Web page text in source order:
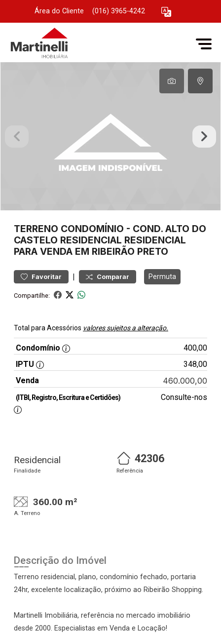
Área do Cliente (016) 3965-4242
TERRENO CONDOMÍNIO - COND. ALTO DO
CASTELO RESIDENCIAL RESIDENCIAL
PARA VENDA EM RIBEIRÃO PRETO
Favoritar | Comparar Permuta
Compartilhe:
Total para Acessórios valores sujeitos a alteração.
Condomínio
400,00
IPTU
348,00
Venda
460.000,00
(ITBI, Registro, Escritura e Certidões) Consulte-nos
Residencial
Finalidade
42306
Referência
360.00 m²
A. Terreno
Descrição do Imóvel
Terreno residencial, plano, condomínio fechado, portaria
24hr, excelente localização, próximo ao Ribeirão Shopping.
Martinelli Imobiliária, referência no mercado imobiliário
desde 2000. Especialistas em Venda e Locação!